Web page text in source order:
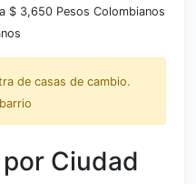
$ 3,650 Pesos Colombianos
de casas de cambio.
Ciudad